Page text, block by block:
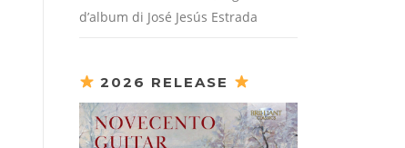
d’album di José Jesús Estrada
2026 RELEASE